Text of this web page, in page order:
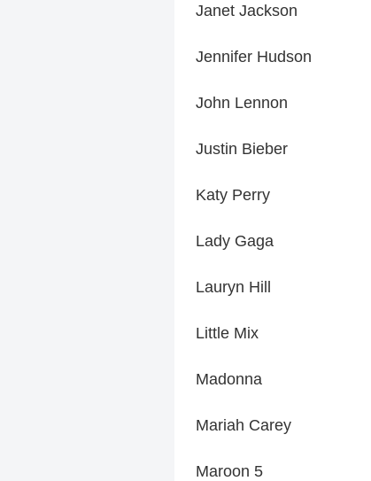
Janet Jackson
Jennifer Hudson
John Lennon
Justin Bieber
Katy Perry
Lady Gaga
Lauryn Hill
Little Mix
Madonna
Mariah Carey
Maroon 5